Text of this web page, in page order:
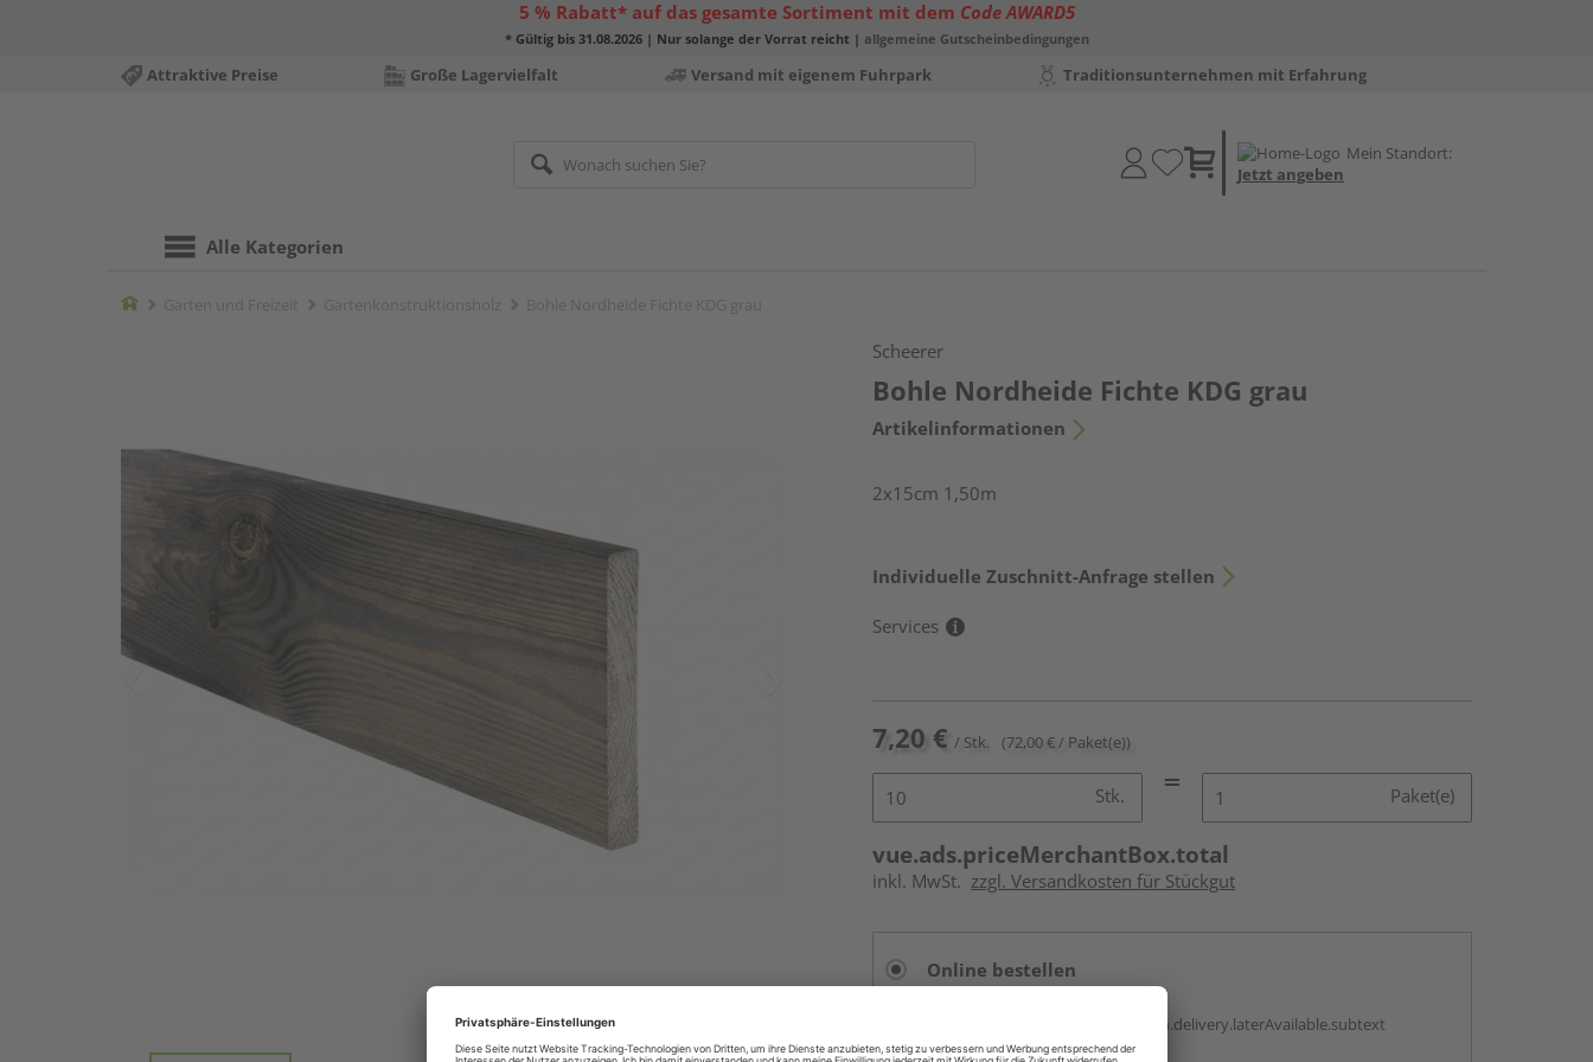
5 % Rabatt* auf das gesamte Sortiment mit dem Code AWARD5
* Gültig bis 31.08.2026 | Nur solange der Vorrat reicht | allgemeine Gutscheinbedingungen
Attraktive Preise Große Lagervielfalt Versand mit eigenem Fuhrpark Traditionsunternehmen mit Erfahrung
Mein Standort:
Jetzt angeben
Alle Kategorien
Home
Scheerer
Bohle Nordheide Fichte KDG grau
Artikelinformationen
2x15cm 1,50m
Individuelle Zuschnitt-Anfrage stellen
Services
7,20 € / Stk. (72,00 € / Paket(e))
Stk. Paket(e)
vue.ads.priceMerchantBox.total
inkl. MwSt. zzgl. Versandkosten für Stückgut
Online bestellen
vue.ads.priceMerchantBox.option.delivery.laterAvailable.subtext